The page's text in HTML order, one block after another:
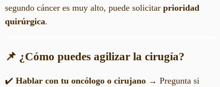
segundo cáncer es muy alto, puede solicitar prioridad
quirúrgica.
📌 ¿Cómo puedes agilizar la cirugía?
✔️ Hablar con tu oncólogo o cirujano → Pregunta si